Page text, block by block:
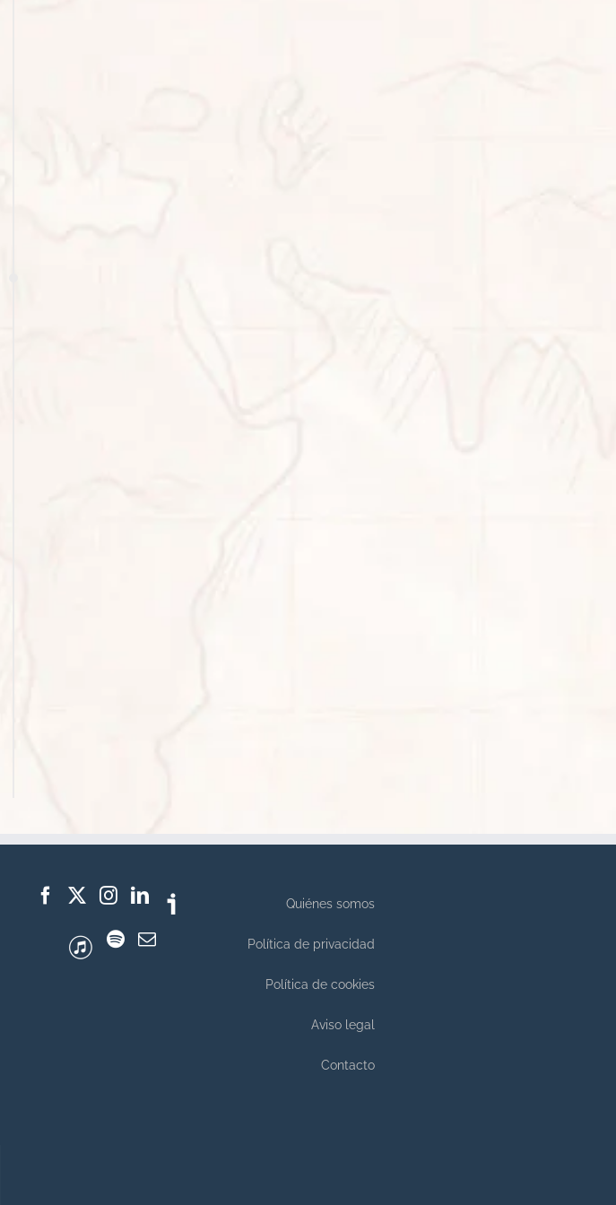
Quiénes somos
Política de privacidad
Política de cookies
Aviso legal
Contacto